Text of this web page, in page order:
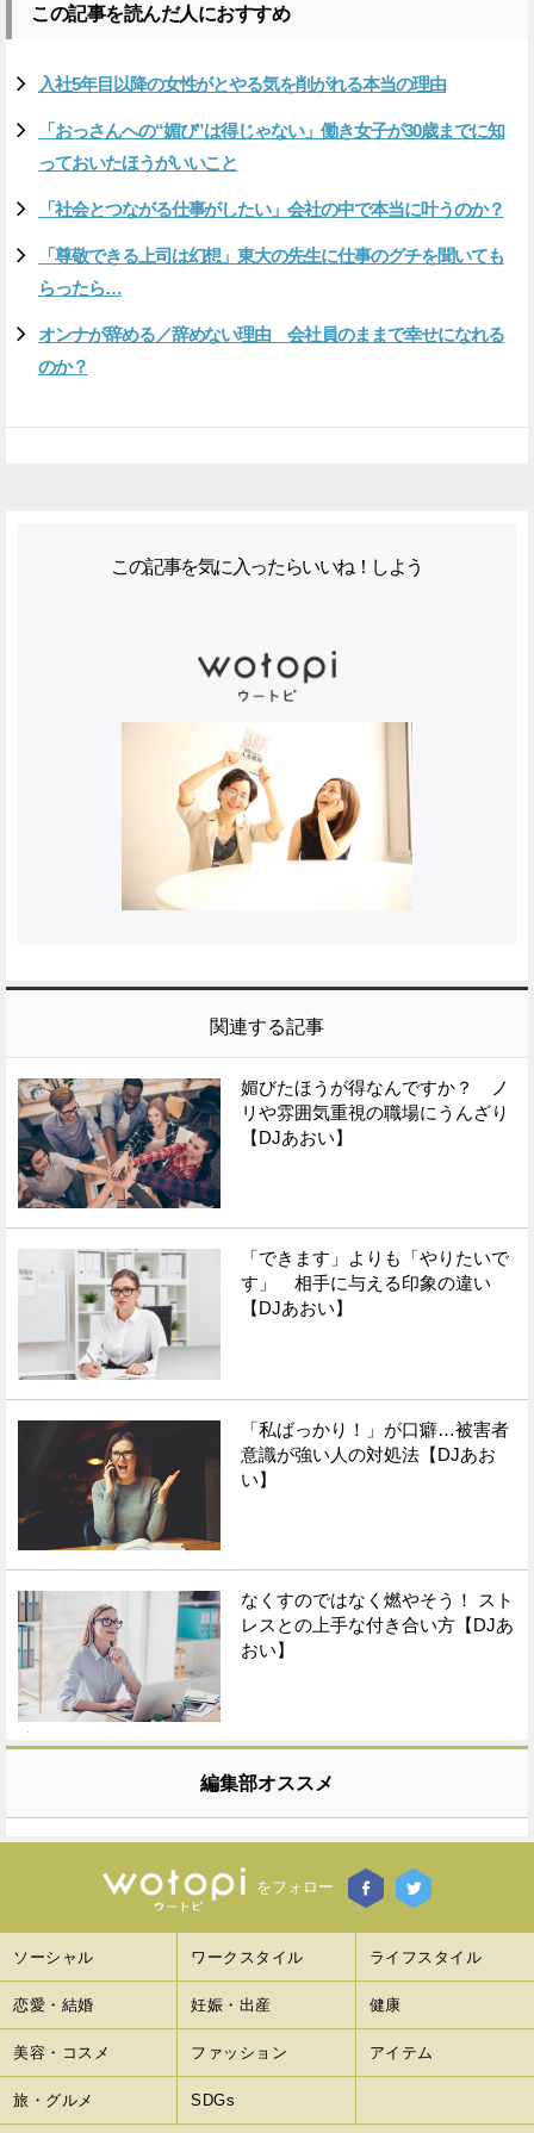
この記事を読んだ人におすすめ
入社5年目以降の女性がとやる気を削がれる本当の理由
「おっさんへの“媚び”は得じゃない」働き女子が30歳までに知
っておいたほうがいいこと
「社会とつながる仕事がしたい」会社の中で本当に叶うのか？
「尊敬できる上司は幻想」東大の先生に仕事のグチを聞いても
らったら…
オンナが辞める／辞めない理由 会社員のままで幸せになれる
のか？
この記事を気に入ったらいいね！しよう
関連する記事
媚びたほうが得なんですか？ ノ
リや雰囲気重視の職場にうんざり
【DJあおい】
「できます」よりも「やりたいで
す」 相手に与える印象の違い
【DJあおい】
「私ばっかり！」が口癖…被害者
意識が強い人の対処法【DJあお
い】
なくすのではなく燃やそう！ スト
レスとの上手な付き合い方【DJあ
おい】
編集部オススメ
をフォロー
ソーシャル ワークスタイル ライフスタイル
恋愛・結婚 妊娠・出産 健康
美容・コスメ ファッション アイテム
旅・グルメ SDGs